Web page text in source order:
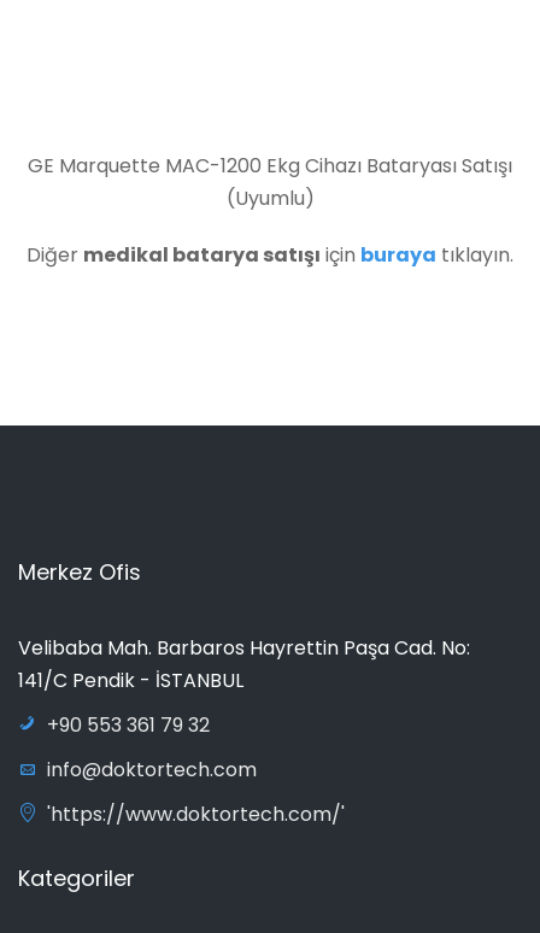
GE Marquette MAC-1200 Ekg Cihazı Bataryası Satışı
(Uyumlu)
Diğer medikal batarya satışı için buraya tıklayın.
Merkez Ofis
Velibaba Mah. Barbaros Hayrettin Paşa Cad. No:
141/C Pendik - İSTANBUL
+90 553 361 79 32
info@doktortech.com
'https://www.doktortech.com/'
Kategoriler